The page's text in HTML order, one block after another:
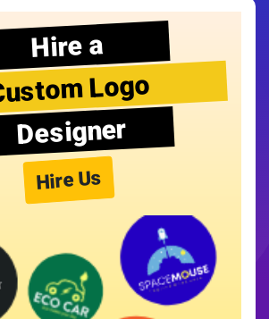
Hire a
Logo
Designer
Hire Us